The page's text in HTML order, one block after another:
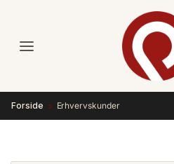
Forside › Erhvervskunder